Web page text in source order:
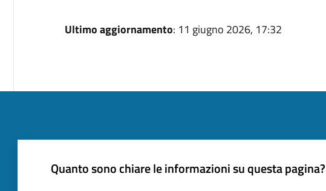
Ultimo aggiornamento: 11 giugno 2026, 17:32
Quanto sono chiare le informazioni su questa pagina?